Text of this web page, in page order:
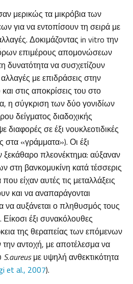
μερικώς τα μικρόβια των
για να εντοπίσουν τη σειρά με
Δοκιμάζοντας in vitro την
επιμέρους απομονώσεων
δυνατότητα να συσχετίζουν
με επιδράσεις στην
στις αποκρίσεις του στο
η σύγκριση των δύο γονιδίων
δείγματος διαδοχικής
σε έξι νουκλεοτιδικές
στα «γράμματα»). Οι έξι
ξεκάθαρο πλεονέκτημα: αύξαναν
στη βανκομυκίνη κατά τέσσερις
είχαν αυτές τις μεταλλάξεις
και να αναπαράγονται
να αυξάνεται ο πληθυσμός τους
έξι συνακόλουθες
της θεραπείας των επόμενων
αντοχή, με αποτέλεσμα να
S.aureusμε υψηλή ανθεκτικότητα
et al., 2007).